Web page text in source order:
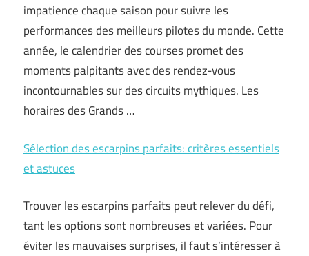
impatience chaque saison pour suivre les
performances des meilleurs pilotes du monde. Cette
année, le calendrier des courses promet des
moments palpitants avec des rendez-vous
incontournables sur des circuits mythiques. Les
horaires des Grands …
Sélection des escarpins parfaits: critères essentiels
et astuces
Trouver les escarpins parfaits peut relever du défi,
tant les options sont nombreuses et variées. Pour
éviter les mauvaises surprises, il faut s’intéresser à